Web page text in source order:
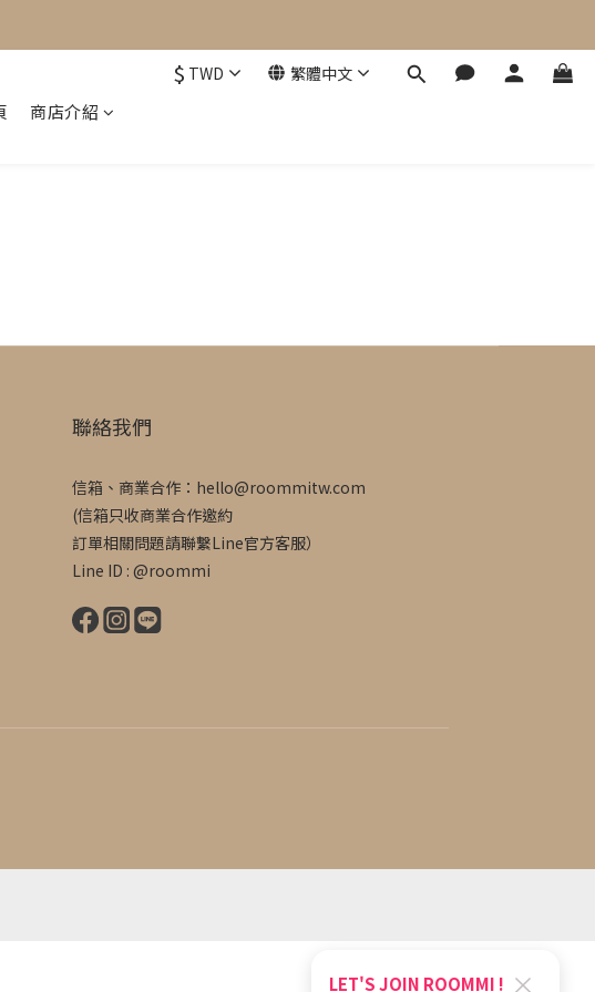
$ TWD 繁體中文
商店介紹
聯絡我們
信箱、商業合作：hello@roommitw.com
(信箱只收商業合作邀約
訂單相關問題請聯繫Line官方客服）
Line ID : @roommi
LET'S JOIN ROOMMI ! ×